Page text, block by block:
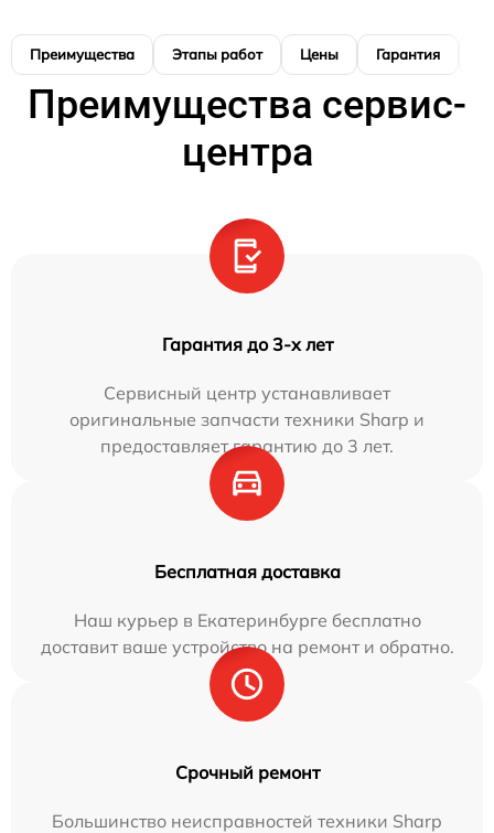
Преимущества Этапы работ Цены Гарантия
Преимущества сервис-
центра
Гарантия до 3-х лет
Сервисный центр устанавливает
оригинальные запчасти техники Sharp и
предоставляет гарантию до 3 лет.
Бесплатная доставка
Наш курьер в Екатеринбурге бесплатно
доставит ваше устройство на ремонт и обратно.
Срочный ремонт
Большинство неисправностей техники Sharp